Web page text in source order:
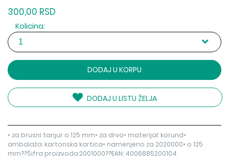
300,00 RSD
Kolicina:
DODAJ U KORPU
DODAJ U LISTU ŽELJA
• za brusni tanjur o 125 mm• za drvo• materijal: korund•
ambalaža: kartonska kartica• namenjeno za 2020000• o 125
mm??Šifra proizvoda:2001000??EAN: 4006885200104